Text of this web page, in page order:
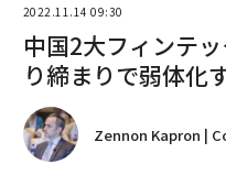
2022.11.14 09:30
中国2大フィンテ
り締まりで弱体化
Zennon Kapron |